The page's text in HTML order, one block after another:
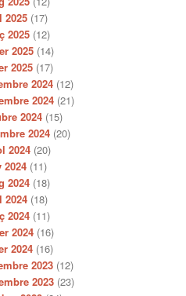
2025 (17)
2025 (12)
2025 (14)
2025 (17)
2024 (12)
2024 (21)
2024 (15)
2024 (20)
2024 (20)
2024 (11)
2024 (18)
2024 (18)
2024 (11)
2024 (16)
2024 (16)
2023 (12)
2023 (23)